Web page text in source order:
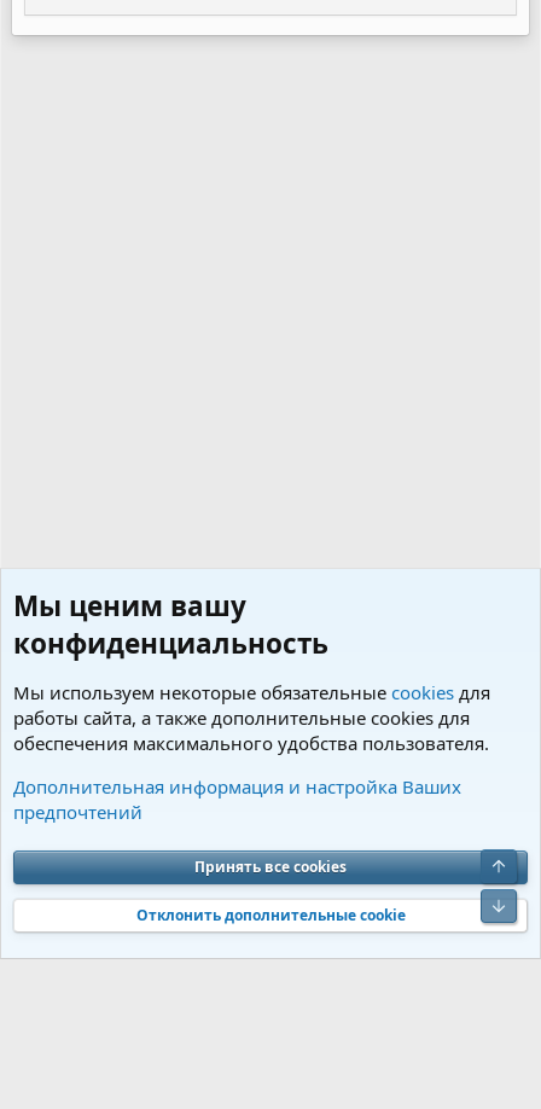
Теги
Cookies Charm by DCom
Обратная связь
Условия и правила
Политика конфиденциальности
Помощь
S
S
Community platform by XenForo® © 2010-2026 XenForo Ltd. Перевод от
Jumuro®|Media embeds via s9e/MediaSites
Мы ценим вашу
конфиденциальность
Мы используем некоторые обязательные cookies для
работы сайта, а также дополнительные cookies для
обеспечения максимального удобства пользователя.
Дополнительная информация и настройка Ваших
предпочтений
Принять все cookies
Отклонить дополнительные cookie
Верх
Низ